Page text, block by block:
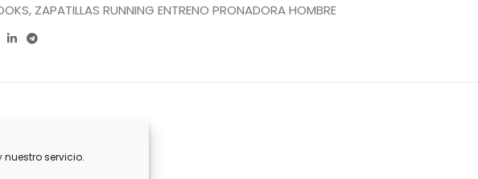
servicio.
, ZAPATILLAS RUNNING ENTRENO PRONADORA HOMBRE